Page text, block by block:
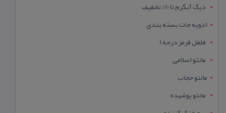
دیگ آبگرم تا 10% تخفیف
ادویه جات بسته بندی
فلفل قرمز درجه 1
مانتو اسلامی
مانتو حجاب
مانتو پوشیده